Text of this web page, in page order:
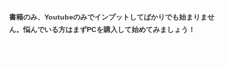
書籍のみ、Youtubeのみでインプットしてばかりでも始まりませ
ん。悩んでいる方はまずPCを購入して始めてみましょう！